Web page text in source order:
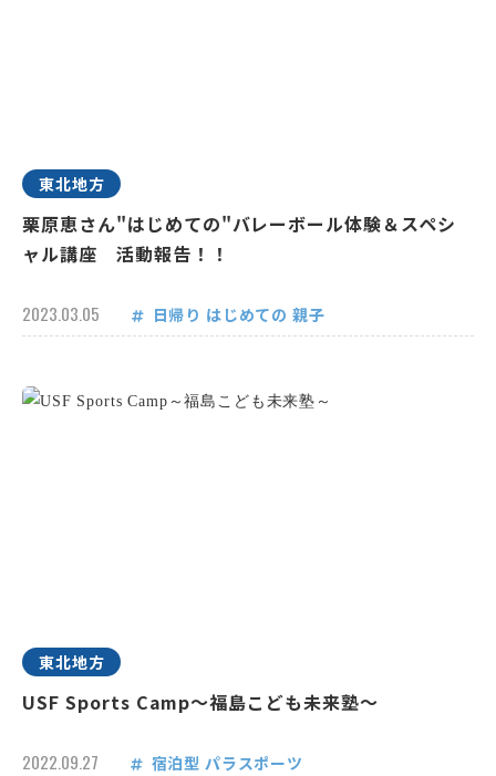
東北地方
栗原恵さん"はじめての"バレーボール体験＆スペシ
ャル講座 活動報告！！
2023.03.05 日帰り はじめての 親子
東北地方
USF Sports Camp～福島こども未来塾～
2022.09.27 宿泊型 パラスポーツ